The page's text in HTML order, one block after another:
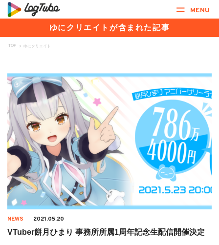
MENU
ゆにクリエイトが含まれた記事
TOP > ゆにクリエイト
NEWS 2021.05.20
VTuber餅月ひまり 事務所所属1周年記念生配信開催決定